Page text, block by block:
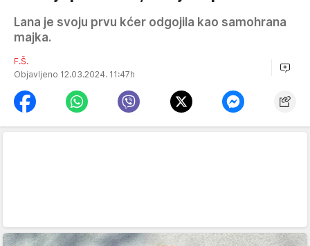
Lana je svoju prvu kćer odgojila kao samohrana
majka.
F.Š.
Objavljeno 12.03.2024. 11:47h